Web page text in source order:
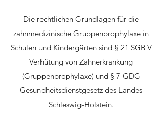
Die rechtlichen Grundlagen für die
zahnmedizinische Gruppenprophylaxe in
Schulen und Kindergärten sind § 21 SGB V
Verhütung von Zahnerkrankung
(Gruppenprophylaxe) und § 7 GDG
Gesundheitsdienstgesetz des Landes
Schleswig-Holstein.